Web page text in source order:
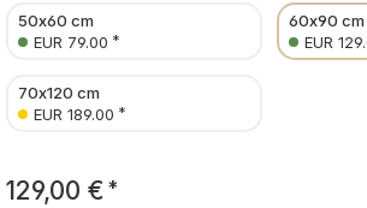
50x60 cm
EUR 79.00 *
60x90 cm
EUR
70x120 cm
EUR 189.00 *
129,00 € *